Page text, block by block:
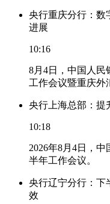
央行重庆分行：数
进展
10:16
8月4日，中国人民
工作会议暨重庆外
央行上海总部：提
10:18
2026年8月4日，
半年工作会议。
央行辽宁分行：下
效